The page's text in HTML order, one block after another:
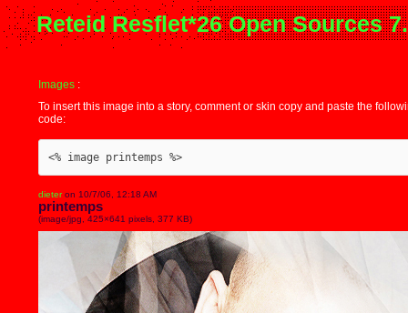
Reteid Resflet*26 Open Sources
Images :
To insert this image into a story, comment or skin copy and paste the
code:
<% image printemps %>
dieteron 10/7/06, 12:18 AM
printemps
(image/jpg, 425×641 pixels, 377 KB)